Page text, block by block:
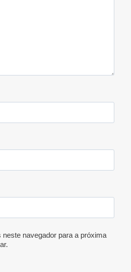
neste navegador para a próxima